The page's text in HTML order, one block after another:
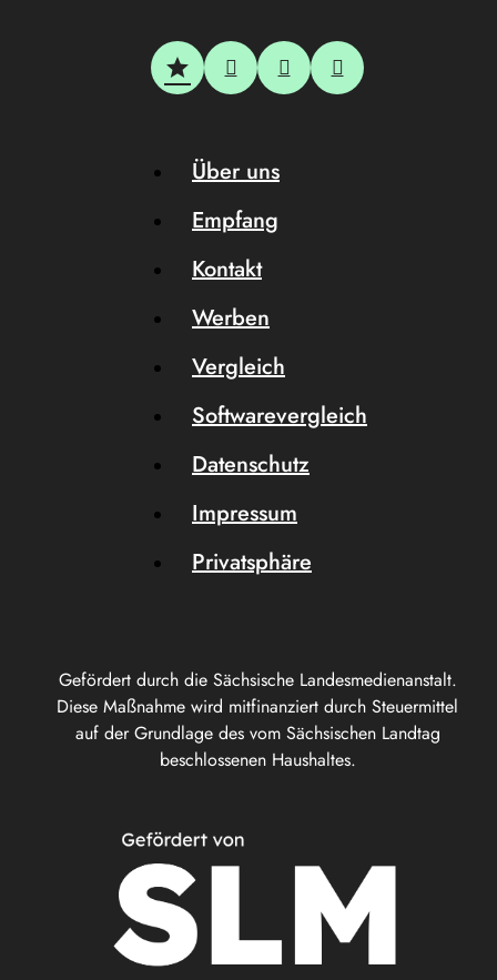
Gefördert durch die Sächsische Landesmedienanstalt.
Diese Maßnahme wird mitfinanziert durch Steuermittel
auf der Grundlage des vom Sächsischen Landtag
beschlossenen Haushaltes.
Über uns
Empfang
Kontakt
Werben
Vergleich
Softwarevergleich
Datenschutz
Impressum
Privatsphäre